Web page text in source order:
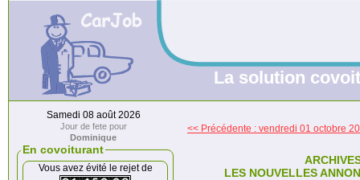
La solution
Samedi 08 août 2026
Jour de fete pour
Dominique
En covoiturant
Vous avez évité le rejet de
<< Précédente : vendredi 01 octobre
LES NOUVELLES